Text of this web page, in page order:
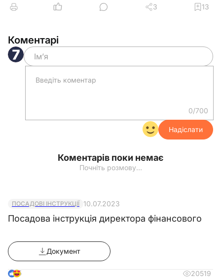
Директор
_________
3
13
Коментарі
0/700
Надіслати
Коментарів поки немає
Почніть розмову…
ПОСАДОВІ ІНСТРУКЦІЇ 10.07.2023
Посадова інструкція директора фінансового
Документ
5
20519